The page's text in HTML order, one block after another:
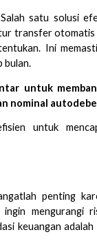
satu solusi
transfer otomatis
Ini
bulan.
untuk
nominal
untuk
penting
ingin mengurangi
keuangan